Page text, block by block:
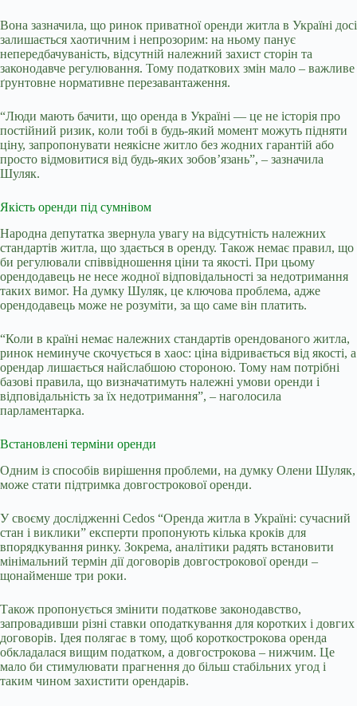
Вона зазначила, що ринок приватної оренди житла в Україні досі
залишається хаотичним і непрозорим: на ньому панує
непередбачуваність, відсутній належний захист сторін та
законодавче регулювання. Тому податкових змін мало – важливе
ґрунтовне нормативне перезавантаження.
“Люди мають бачити, що оренда в Україні — це не історія про
постійний ризик, коли тобі в будь-який момент можуть підняти
ціну, запропонувати неякісне житло без жодних гарантій або
просто відмовитися від будь-яких зобов’язань”, – зазначила
Шуляк.
Якість оренди під сумнівом
Народна депутатка звернула увагу на відсутність належних
стандартів житла, що здається в оренду. Також немає правил, що
би регулювали співвідношення ціни та якості. При цьому
орендодавець не несе жодної відповідальності за недотримання
таких вимог. На думку Шуляк, це ключова проблема, адже
орендодавець може не розуміти, за що саме він платить.
“Коли в країні немає належних стандартів орендованого житла,
ринок неминуче скочується в хаос: ціна відривається від якості, а
орендар лишається найслабшою стороною. Тому нам потрібні
базові правила, що визначатимуть належні умови оренди і
відповідальність за їх недотримання”, – наголосила
парламентарка.
Встановлені терміни оренди
Одним із способів вирішення проблеми, на думку Олени Шуляк,
може стати підтримка довгострокової оренди.
У своєму дослідженні Cedos “Оренда житла в Україні: сучасний
стан і виклики” експерти пропонують кілька кроків для
впорядкування ринку. Зокрема, аналітики радять встановити
мінімальний термін дії договорів довгострокової оренди –
щонайменше три роки.
Також пропонується змінити податкове законодавство,
запровадивши різні ставки оподаткування для коротких і довгих
договорів. Ідея полягає в тому, щоб короткострокова оренда
обкладалася вищим податком, а довгострокова – нижчим. Це
мало би стимулювати прагнення до більш стабільних угод і
таким чином захистити орендарів.